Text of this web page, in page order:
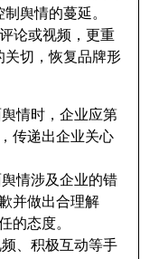
舆情的蔓延。
论或视频，更重
关切，恢复品牌形
情时，企业应第
传递出企业关心
情涉及企业的错
并做出合理解
的态度。
、积极互动等手